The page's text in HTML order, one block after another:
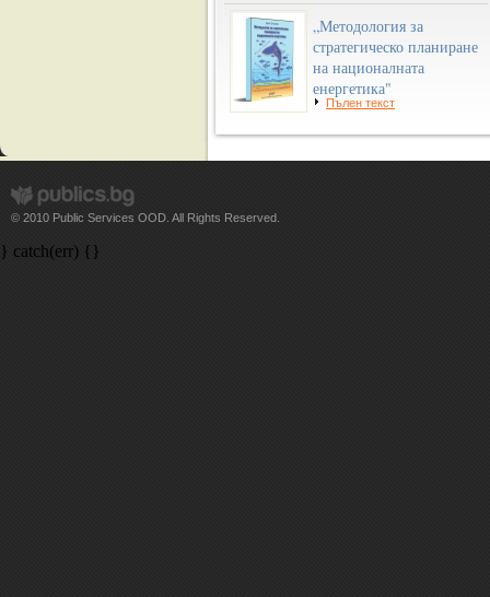
„Методология за
стратегическо планиране
на националната
енергетика"
Пълен текст
© 2010 Public Services OOD. All Rights Reserved.
} catch(err) {}